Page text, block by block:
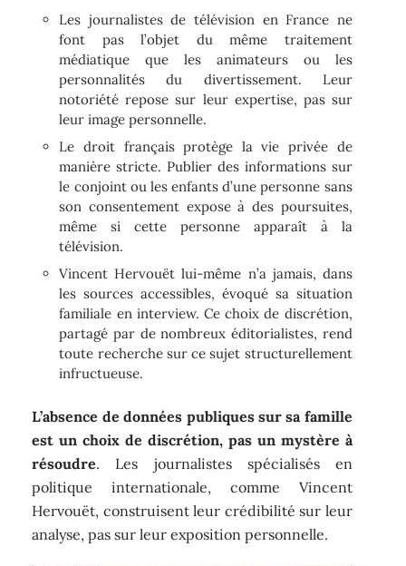
Les journalistes de télévision en France ne
font pas l’objet du même traitement
médiatique que les animateurs ou les
personnalités du divertissement. Leur
notoriété repose sur leur expertise, pas sur
leur image personnelle.
Le droit français protège la vie privée de
manière stricte. Publier des informations sur
le conjoint ou les enfants d’une personne sans
son consentement expose à des poursuites,
même si cette personne apparaît à la
télévision.
Vincent Hervouët lui-même n’a jamais, dans
les sources accessibles, évoqué sa situation
familiale en interview. Ce choix de discrétion,
partagé par de nombreux éditorialistes, rend
toute recherche sur ce sujet structurellement
infructueuse.
L’absence de données publiques sur sa famille
est un choix de discrétion, pas un mystère à
résoudre. Les journalistes spécialisés en
politique internationale, comme Vincent
Hervouët, construisent leur crédibilité sur leur
analyse, pas sur leur exposition personnelle.